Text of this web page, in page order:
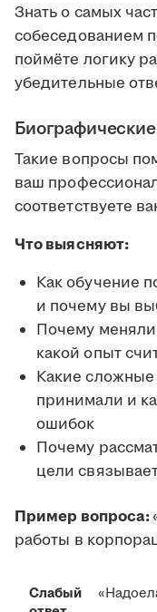
Знать о самых
собеседованием
поймёте логику
убедительные
Биографические
Такие вопросы
ваш
соответствуете
Что выясняют:
Как обучение
и почему вы
Почему
какой опыт
Какие
принимали и
ошибок
Почему
цели
Пример вопроса:
работы в
Слабый